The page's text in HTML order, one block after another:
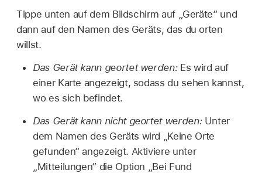
Tippe unten auf dem Bildschirm auf „Geräte“ und
dann auf den Namen des Geräts, das du orten
willst.
Das Gerät kann geortet werden: Es wird auf
einer Karte angezeigt, sodass du sehen kannst,
wo es sich befindet.
Das Gerät kann nicht geortet werden: Unter
dem Namen des Geräts wird „Keine Orte
gefunden“ angezeigt. Aktiviere unter
„Mitteilungen“ die Option „Bei Fund